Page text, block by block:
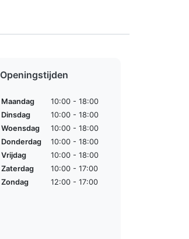
Openingstijden
Maandag
10:00 - 18:00
Dinsdag
10:00 - 18:00
Woensdag
10:00 - 18:00
Donderdag
10:00 - 18:00
Vrijdag
10:00 - 18:00
Zaterdag
10:00 - 17:00
Zondag
12:00 - 17:00